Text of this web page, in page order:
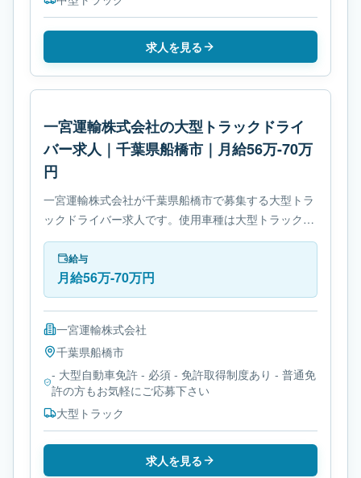
求人を見る
一宮運輸株式会社の大型トラックドライ
バー求人｜千葉県船橋市｜月給56万-70万
円
一宮運輸株式会社が千葉県船橋市で募集する大型トラ
ックドライバー求人です。使用車種は大型トラックで
す。勤務時間は- 変形労働時間制です。必要免許は- 大
型自動車免許です。
給与
月給56万-70万円
一宮運輸株式会社
千葉県船橋市
- 大型自動車免許 - 必須 - 免許取得制度あり - 普通免
許の方もお気軽にご応募下さい
大型トラック
求人を見る